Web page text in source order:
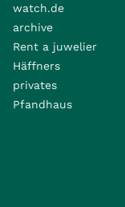
watch.de
archive
Rent a juwelier
Häffners
privates
Pfandhaus